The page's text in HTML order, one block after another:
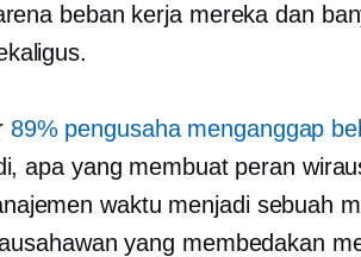
beban kerja mereka dan
89% pengusaha menganggap
apa yang membuat peran
waktu menjadi sebuah
yang membedakan